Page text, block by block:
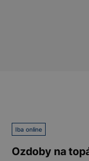
Iba online
Ozdoby na